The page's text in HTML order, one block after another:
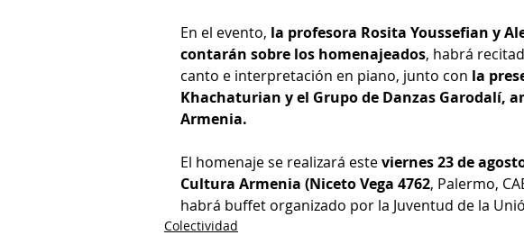
En el evento, la profesora Rosita Youssefian y
contarán sobre los homenajeados, habrá
canto e interpretación en piano, junto con la
Khachaturian y el Grupo de Danzas Garodalí,
Armenia.
El homenaje se realizará este viernes 23 de
Cultura Armenia (Niceto Vega 4762, Palermo,
habrá buffet organizado por la Juventud de la
Colectividad